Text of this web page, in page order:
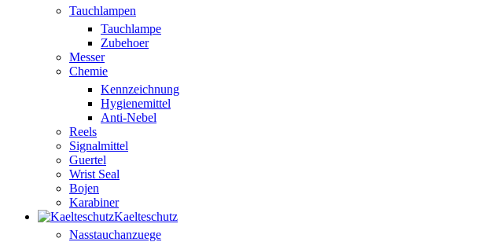
Tauchlampen
Tauchlampe
Zubehoer
Messer
Chemie
Kennzeichnung
Hygienemittel
Anti-Nebel
Reels
Signalmittel
Guertel
Wrist Seal
Bojen
Karabiner
Kaelteschutz
Nasstauchanzuege